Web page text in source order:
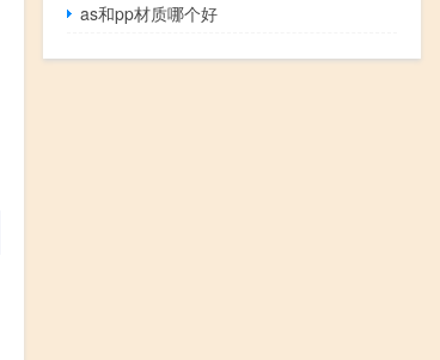
as和pp材质哪个好